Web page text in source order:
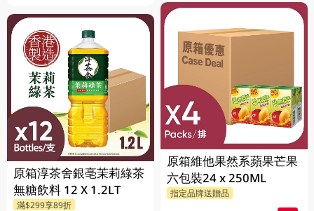
原箱淳茶舍銀亳茉莉綠茶
無糖飲料 12 X 1.2LT
滿$299享89折
原箱維他果然系蘋果芒果
六包裝24 x 250ML
指定品牌送贈品